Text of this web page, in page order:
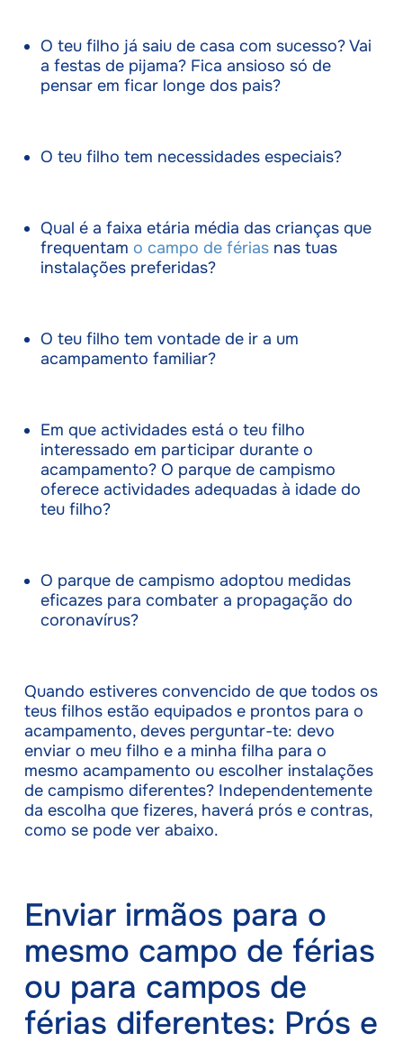
O teu filho já saiu de casa com sucesso? Vai
a festas de pijama? Fica ansioso só de
pensar em ficar longe dos pais?
O teu filho tem necessidades especiais?
Qual é a faixa etária média das crianças que
frequentam o campo de fériasnas tuas
instalações preferidas?
O teu filho tem vontade de ir a um
acampamento familiar?
Em que actividades está o teu filho
interessado em participar durante o
acampamento? O parque de campismo
oferece actividades adequadas à idade do
teu filho?
O parque de campismo adoptou medidas
eficazes para combater a propagação do
coronavírus?
Quando estiveres convencido de que todos os
teus filhos estão equipados e prontos para o
acampamento, deves perguntar-te: devo
enviar o meu filho e a minha filha para o
mesmo acampamento ou escolher instalações
de campismo diferentes? Independentemente
da escolha que fizeres, haverá prós e contras,
como se pode ver abaixo.
Enviar irmãos para o
mesmo campo de férias
ou para campos de
férias diferentes: Prós e